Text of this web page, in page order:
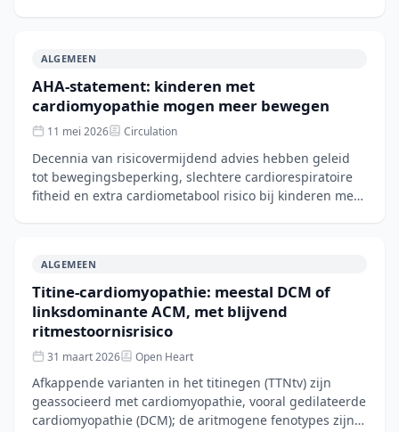
ALGEMEEN
AHA-statement: kinderen met
cardiomyopathie mogen meer bewegen
11 mei 2026 Circulation
Decennia van risicovermijdend advies hebben geleid
tot bewegingsbeperking, slechtere cardiorespiratoire
fitheid en extra cardiometabool risico bij kinderen met
ALGEMEEN
Titine-cardiomyopathie: meestal DCM of
linksdominante ACM, met blijvend
ritmestoornisrisico
31 maart 2026 Open Heart
Afkappende varianten in het titinegen (TTNtv) zijn
geassocieerd met cardiomyopathie, vooral gedilateerde
cardiomyopathie (DCM); de aritmogene fenotypes zijn